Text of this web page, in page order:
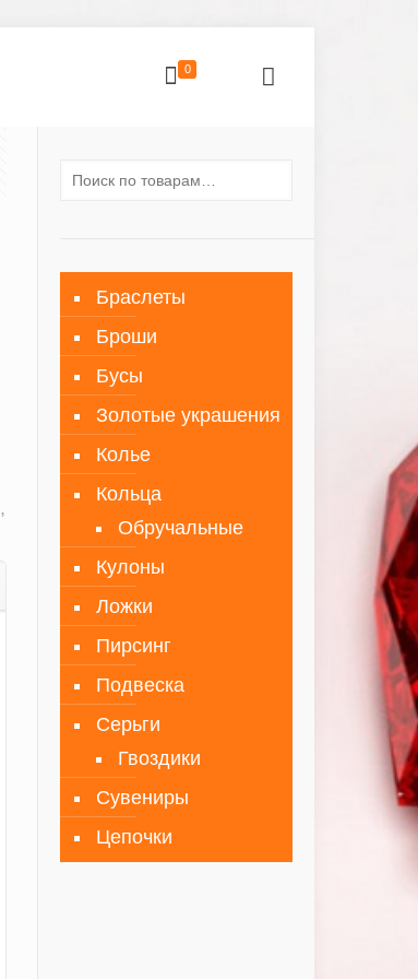
0
,
Браслеты
Броши
Бусы
Золотые украшения
Колье
Кольца
Обручальные
Кулоны
Ложки
Пирсинг
Подвеска
Серьги
Гвоздики
Сувениры
Цепочки